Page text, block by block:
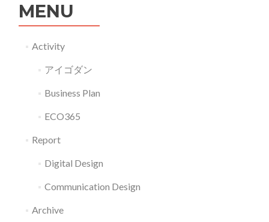
MENU
Activity
アイゴダン
Business Plan
ECO365
Report
Digital Design
Communication Design
Archive